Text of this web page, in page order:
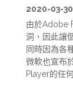
2020-03-
由於Adobe
洞，因此讓
同時因為各
微軟也宣布
Player的任